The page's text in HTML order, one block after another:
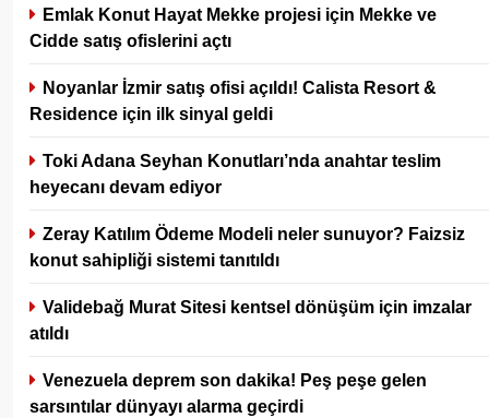
Emlak Konut Hayat Mekke projesi için Mekke ve
Cidde satış ofislerini açtı
Noyanlar İzmir satış ofisi açıldı! Calista Resort &
Residence için ilk sinyal geldi
Toki Adana Seyhan Konutları’nda anahtar teslim
heyecanı devam ediyor
Zeray Katılım Ödeme Modeli neler sunuyor? Faizsiz
konut sahipliği sistemi tanıtıldı
Validebağ Murat Sitesi kentsel dönüşüm için imzalar
atıldı
Venezuela deprem son dakika! Peş peşe gelen
sarsıntılar dünyayı alarma geçirdi